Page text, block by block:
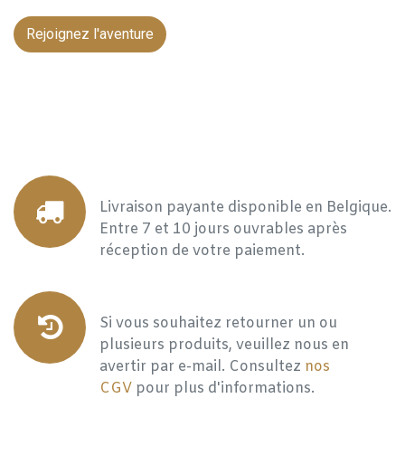
Rejoignez l'aventure
Livraison payante disponible en Belgique.
Entre 7 et 10 jours ouvrables après
réception de votre paiement.
Si vous souhaitez retourner un ou
plusieurs produits, veuillez nous en
avertir par e-mail. Consultez nos
CGV pour plus d'informations.